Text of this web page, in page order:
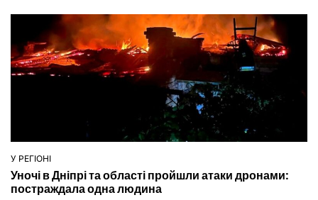
ОПУБЛІКУВАТИ
У
У РЕГІОНІ
Уночі в Дніпрі та області пройшли атаки дронами:
постраждала одна людина